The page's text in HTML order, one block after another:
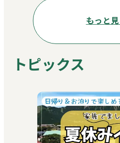
はのステイを満喫で
設定期間：2026年
日
もっと
トピックス